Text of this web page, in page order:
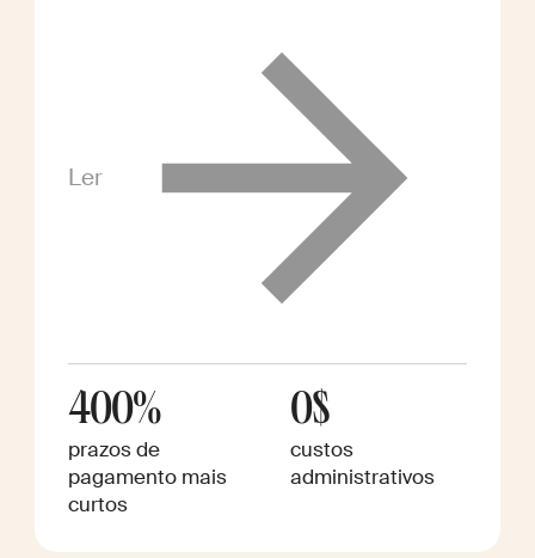
Ler
400%
prazos de
pagamento mais
curtos
0$
custos
administrativos